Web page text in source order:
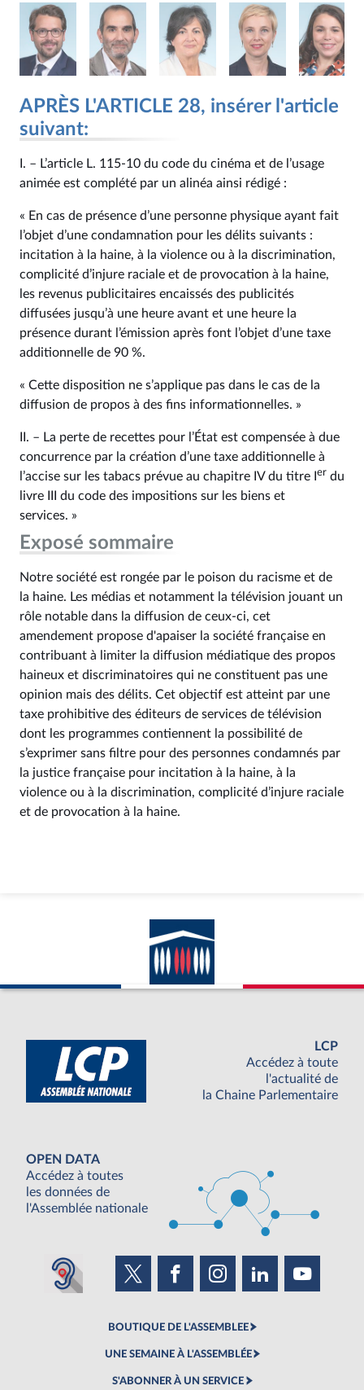
APRÈS L'ARTICLE 28, insérer l'article
suivant:
I. – L’article L. 115‑10 du code du cinéma et de l’usage
animée est complété par un alinéa ainsi rédigé :
« En cas de présence d’une personne physique ayant fait
l’objet d’une condamnation pour les délits suivants :
incitation à la haine, à la violence ou à la discrimination,
complicité d’injure raciale et de provocation à la haine,
les revenus publicitaires encaissés des publicités
diffusées jusqu’à une heure avant et une heure la
présence durant l’émission après font l’objet d’une taxe
additionnelle de 90 %.
« Cette disposition ne s’applique pas dans le cas de la
diffusion de propos à des fins informationnelles. »
II. – La perte de recettes pour l’État est compensée à due
concurrence par la création d’une taxe additionnelle à
l’accise sur les tabacs prévue au chapitre IV du titre I er du
livre III du code des impositions sur les biens et
services. »
Exposé sommaire
Notre société est rongée par le poison du racisme et de
la haine. Les médias et notamment la télévision jouant un
rôle notable dans la diffusion de ceux-ci, cet
amendement propose d'apaiser la société française en
contribuant à limiter la diffusion médiatique des propos
haineux et discriminatoires qui ne constituent pas une
opinion mais des délits. Cet objectif est atteint par une
taxe prohibitive des éditeurs de services de télévision
dont les programmes contiennent la possibilité de
s’exprimer sans filtre pour des personnes condamnés par
la justice française pour incitation à la haine, à la
violence ou à la discrimination, complicité d’injure raciale
et de provocation à la haine.
LCP
Accédez à toute
l'actualité de
la Chaine Parlementaire
OPEN DATA
Accédez à toutes
les données de
l'Assemblée nationale
BOUTIQUE DE L'ASSEMBLEE
UNE SEMAINE À L'ASSEMBLÉE
S'ABONNER À UN SERVICE